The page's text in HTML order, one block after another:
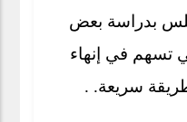
بدراسة بعض
تسهم في إنهاء
سريعة. .